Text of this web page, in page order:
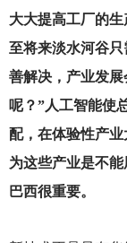
大大提高工厂的
至将来淡水河谷
善解决，产业发展
呢？”人工智能使
配，在体验性产
为这些产业是不
巴西很重要。